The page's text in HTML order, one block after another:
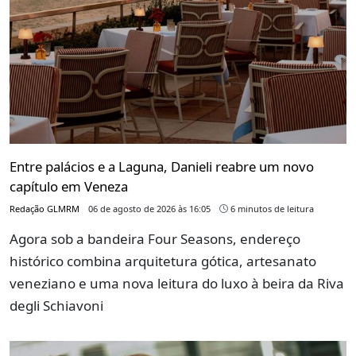
Entre palácios e a Laguna, Danieli reabre um novo
capítulo em Veneza
Redação GLMRM 06 de agosto de 2026 às 16:05 6 minutos de leitura
Agora sob a bandeira Four Seasons, endereço
histórico combina arquitetura gótica, artesanato
veneziano e uma nova leitura do luxo à beira da Riva
degli Schiavoni